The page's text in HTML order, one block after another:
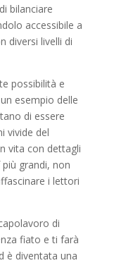
bilanciare
accessibile a
diversi livelli di
possibilità e
esempio delle
di essere
vivide del
vita con dettagli
grandi, non
i lettori
di
fiato e ti farà
è diventata una